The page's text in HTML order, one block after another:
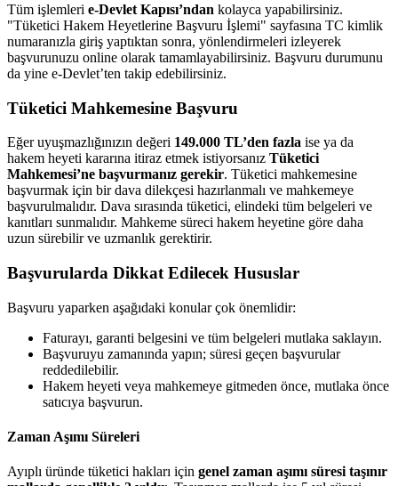
Tüm işlemleri e-Devlet Kapısı’ndan kolayca yapabilirsiniz.
"Tüketici Hakem Heyetlerine Başvuru İşlemi" sayfasına TC kimlik
numaranızla giriş yaptıktan sonra, yönlendirmeleri izleyerek
başvurunuzu online olarak tamamlayabilirsiniz. Başvuru durumunu
da yine e-Devlet’ten takip edebilirsiniz.
Tüketici Mahkemesine Başvuru
Eğer uyuşmazlığınızın değeri 149.000 TL’den fazla ise ya da
hakem heyeti kararına itiraz etmek istiyorsanız Tüketici
Mahkemesi’ne başvurmanız gerekir. Tüketici mahkemesine
başvurmak için bir dava dilekçesi hazırlanmalı ve mahkemeye
başvurulmalıdır. Dava sırasında tüketici, elindeki tüm belgeleri ve
kanıtları sunmalıdır. Mahkeme süreci hakem heyetine göre daha
uzun sürebilir ve uzmanlık gerektirir.
Başvurularda Dikkat Edilecek Hususlar
Başvuru yaparken aşağıdaki konular çok önemlidir:
Faturayı, garanti belgesini ve tüm belgeleri mutlaka saklayın.
Başvuruyu zamanında yapın; süresi geçen başvurular
reddedilebilir.
Hakem heyeti veya mahkemeye gitmeden önce, mutlaka önce
satıcıya başvurun.
Zaman Aşımı Süreleri
Ayıplı üründe tüketici hakları için genel zaman aşımı süresi taşınır